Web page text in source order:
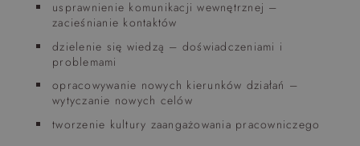
usprawnienie komunikacji wewnętrznej –
zacieśnianie kontaktów
dzielenie się wiedzą – doświadczeniami i
problemami
opracowywanie nowych kierunków działań –
wytyczanie nowych celów
tworzenie kultury zaangażowania pracowniczego